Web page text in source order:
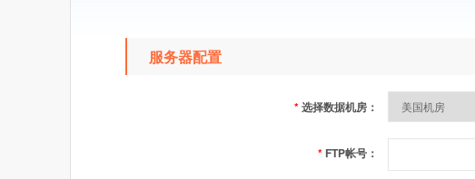
服务器配置
*选择数据机房：
* FTP帐号：